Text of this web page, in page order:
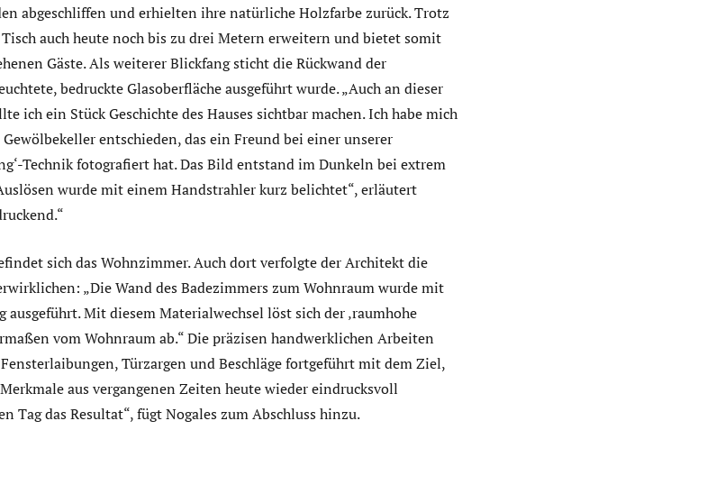
abgeschliffen und erhielten ihre natürliche Holzfarbe zurück. Trotz
auch heute noch bis zu drei Metern erweitern und bietet somit
Gäste. Als weiterer Blickfang sticht die Rückwand der
bedruckte Glasoberfläche ausgeführt wurde. „Auch an dieser
ich ein Stück Geschichte des Hauses sichtbar machen. Ich habe mich
entschieden, das ein Freund bei einer unserer
Technik fotografiert hat. Das Bild entstand im Dunkeln bei extrem
wurde mit einem Handstrahler kurz belichtet“, erläutert
sich das Wohnzimmer. Auch dort verfolgte der Architekt die
„Die Wand des Badezimmers zum Wohnraum wurde mit
Mit diesem Materialwechsel löst sich der ‚raumhohe
vom Wohnraum ab.“ Die präzisen handwerklichen Arbeiten
Türzargen und Beschläge fortgeführt mit dem Ziel,
aus vergangenen Zeiten heute wieder eindrucksvoll
Tag das Resultat“, fügt Nogales zum Abschluss hinzu.